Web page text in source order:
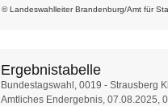
© Landeswahlleiter Brandenburg/Amt für
Ergebnistabelle
Ergebnistabelle
Bundestagswahl, 0019 - Strausberg
Amtliches Endergebnis, 07.08.2025,